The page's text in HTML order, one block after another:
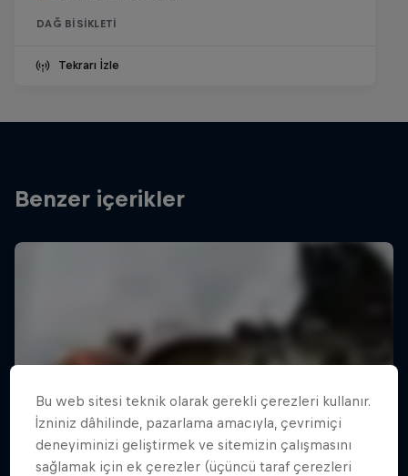
DAĞ BISIKLETI
Tekrarı İzle
Benzer içerikler
Bu web sitesi teknik olarak gerekli çerezleri kullanır.
İzniniz dâhilinde, pazarlama amacıyla, çevrimiçi
deneyiminizi geliştirmek ve sitemizin çalışmasını
sağlamak için ek çerezler (üçüncü taraf çerezleri